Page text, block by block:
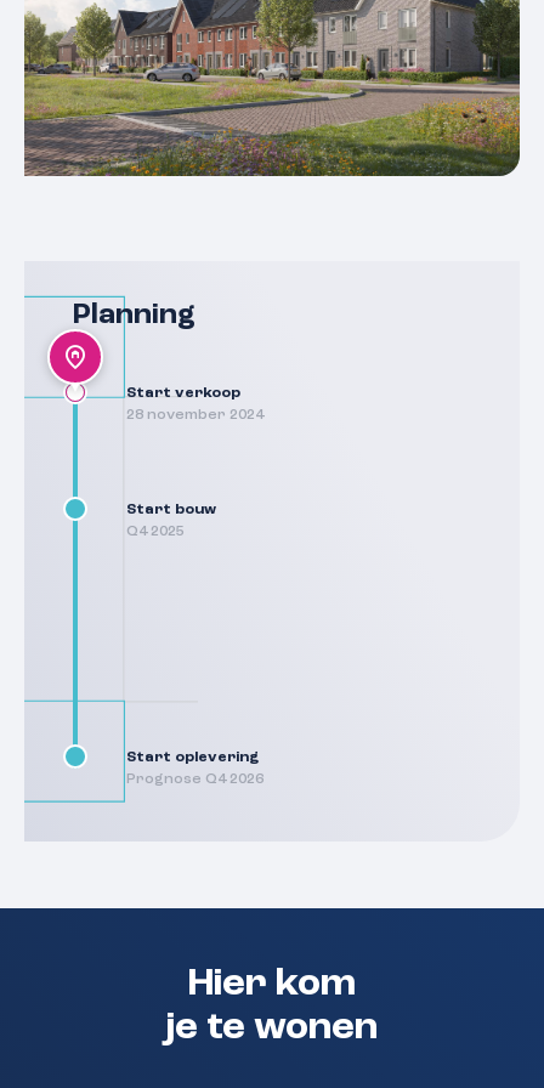
Planning
Start verkoop
28 november 2024
Start bouw
Q4 2025
Start oplevering
Prognose Q4 2026
Hier kom
je te wonen